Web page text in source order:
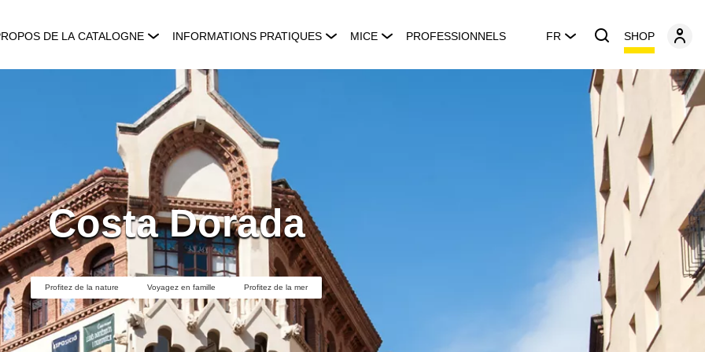
DE LA CATALOGNE INFORMATIONS PRATIQUES MICE PROFESSIONNELS FR SHOP
Costa Dorada
Profitez de la nature Voyagez en famille Profitez de la mer